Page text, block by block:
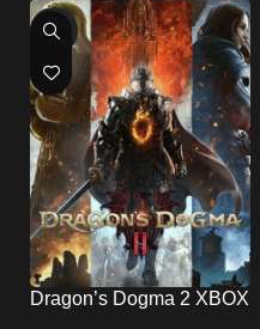
-64%
Dragon’s Dogma 2 XBOX